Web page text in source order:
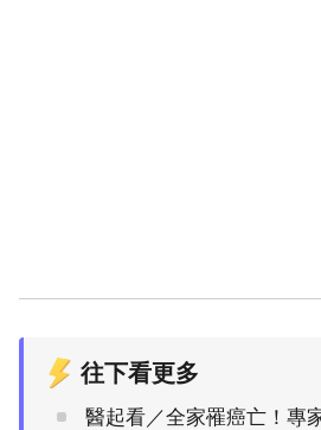
往下看更多
醫起看／全家罹癌亡！專